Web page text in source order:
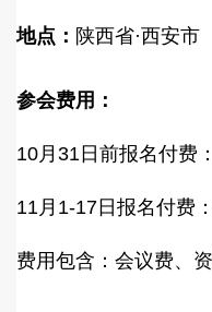
地点： 陕西省·西安市
参会费用：
10月31日前报名付费：
11月1-17日报名付费：
费用包含：会议费、